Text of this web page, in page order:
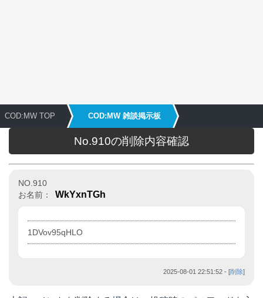
COD:MW TOP COD:MW 雑談掲示板
No.910の削除内容確認
NO.910
お名前：
WkYxnTGh
1DVov95qHLO
2025-08-01 22:51:52 - [削除]